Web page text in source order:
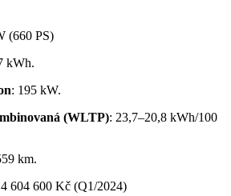
(660 PS)
kWh.
: 195 kW.
(WLTP): 23,7–20,8 kWh/100
km.
604 600 Kč (Q1/2024)